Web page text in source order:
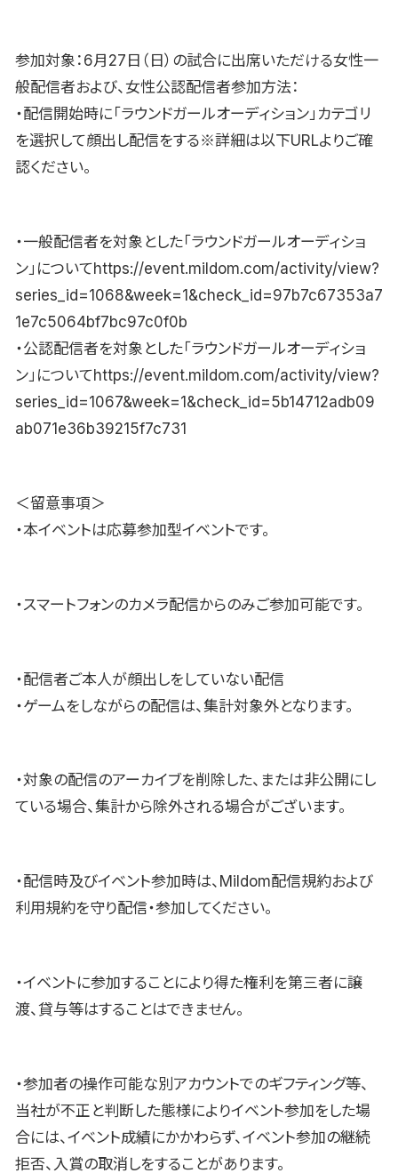
参加対象：6月27日（日）の試合に出席いただける女性一
般配信者および、女性公認配信者参加方法：
・配信開始時に「ラウンドガールオーディション」カテゴリ
を選択して顔出し配信をする※詳細は以下URLよりご確
認ください。
・一般配信者を対象とした「ラウンドガールオーディショ
ン」についてhttps://event.mildom.com/activity/view?
series_id=1068&week=1&check_id=97b7c67353a7
1e7c5064bf7bc97c0f0b
・公認配信者を対象とした「ラウンドガールオーディショ
ン」についてhttps://event.mildom.com/activity/view?
series_id=1067&week=1&check_id=5b14712adb09
ab071e36b39215f7c731
＜留意事項＞
・本イベントは応募参加型イベントです。
・スマートフォンのカメラ配信からのみご参加可能です。
・配信者ご本人が顔出しをしていない配信
・ゲームをしながらの配信は、集計対象外となります。
・対象の配信のアーカイブを削除した、または非公開にし
ている場合、集計から除外される場合がございます。
・配信時及びイベント参加時は、Mildom配信規約および
利用規約を守り配信・参加してください。
・イベントに参加することにより得た権利を第三者に譲
渡、貸与等はすることはできません。
・参加者の操作可能な別アカウントでのギフティング等、
当社が不正と判断した態様によりイベント参加をした場
合には、イベント成績にかかわらず、イベント参加の継続
拒否、入賞の取消しをすることがあります。